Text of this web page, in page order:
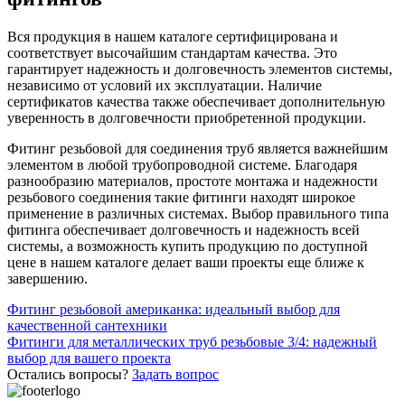
Вся продукция в нашем каталоге сертифицирована и
соответствует высочайшим стандартам качества. Это
гарантирует надежность и долговечность элементов системы,
независимо от условий их эксплуатации. Наличие
сертификатов качества также обеспечивает дополнительную
уверенность в долговечности приобретенной продукции.
Фитинг резьбовой для соединения труб является важнейшим
элементом в любой трубопроводной системе. Благодаря
разнообразию материалов, простоте монтажа и надежности
резьбового соединения такие фитинги находят широкое
применение в различных системах. Выбор правильного типа
фитинга обеспечивает долговечность и надежность всей
системы, а возможность купить продукцию по доступной
цене в нашем каталоге делает ваши проекты еще ближе к
завершению.
Навигация
по
записям
Фитинг резьбовой американка: идеальный выбор для
качественной сантехники
Фитинги для металлических труб резьбовые 3/4: надежный
выбор для вашего проекта
Остались вопросы? Задать вопрос